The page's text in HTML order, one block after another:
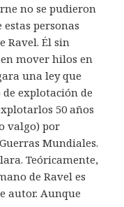
no se pudieron
personas
Ravel. Él sin
mover hilos en
una ley que
explotación de
50 años
valgo) por
Mundiales.
Teóricamente,
de Ravel es
autor. Aunque